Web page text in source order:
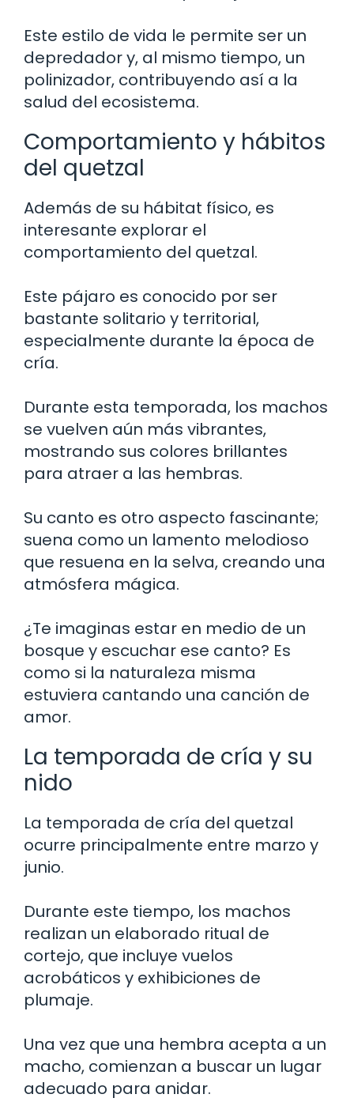
Este estilo de vida le permite ser un
depredador y, al mismo tiempo, un
polinizador, contribuyendo así a la
salud del ecosistema.
Comportamiento y hábitos
del quetzal
Además de su hábitat físico, es
interesante explorar el
comportamiento del quetzal.
Este pájaro es conocido por ser
bastante solitario y territorial,
especialmente durante la época de
cría.
Durante esta temporada, los machos
se vuelven aún más vibrantes,
mostrando sus colores brillantes
para atraer a las hembras.
Su canto es otro aspecto fascinante;
suena como un lamento melodioso
que resuena en la selva, creando una
atmósfera mágica.
¿Te imaginas estar en medio de un
bosque y escuchar ese canto? Es
como si la naturaleza misma
estuviera cantando una canción de
amor.
La temporada de cría y su
nido
La temporada de cría del quetzal
ocurre principalmente entre marzo y
junio.
Durante este tiempo, los machos
realizan un elaborado ritual de
cortejo, que incluye vuelos
acrobáticos y exhibiciones de
plumaje.
Una vez que una hembra acepta a un
macho, comienzan a buscar un lugar
adecuado para anidar.